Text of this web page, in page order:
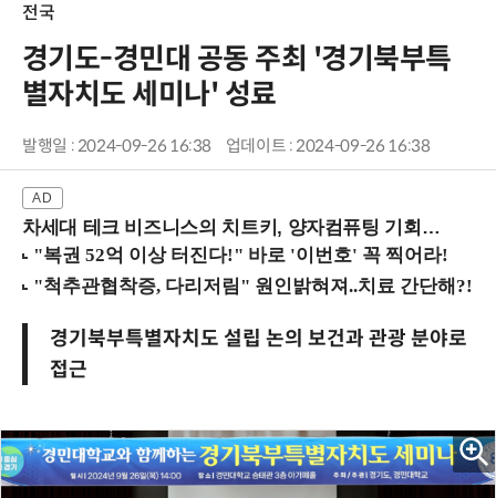
전국
경기도-경민대 공동 주최 '경기북부특
별자치도 세미나' 성료
발행일 : 2024-09-26 16:38 업데이트 : 2024-09-26 16:38
차세대 테크 비즈니스의 치트키, 양자컴퓨팅 기회를 선점하라! (8/28 강남역)
경기북부특별자치도 설립 논의 보건과 관광 분야로
접근